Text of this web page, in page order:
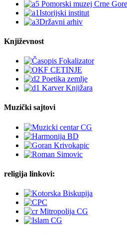
Književnost
Muzički sajtovi
religija linkovi: